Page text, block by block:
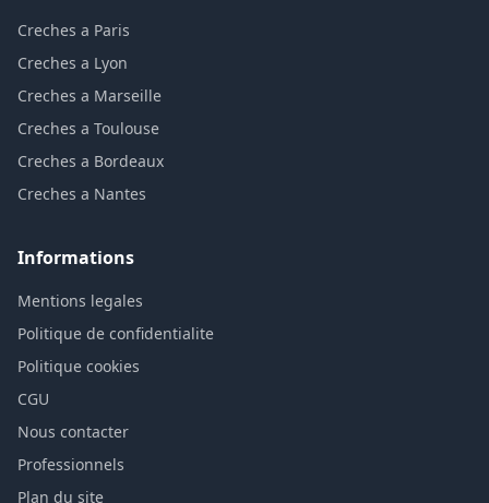
Creches a Paris
Creches a Lyon
Creches a Marseille
Creches a Toulouse
Creches a Bordeaux
Creches a Nantes
Informations
Mentions legales
Politique de confidentialite
Politique cookies
CGU
Nous contacter
Professionnels
Plan du site